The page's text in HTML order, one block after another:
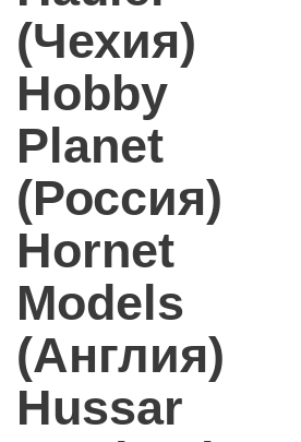
(Чехия)
Hobby
Planet
(Россия)
Hornet
Models
(Англия)
Hussar